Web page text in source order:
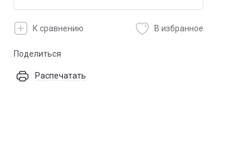
К сравнению В избранное
Поделиться
Распечатать